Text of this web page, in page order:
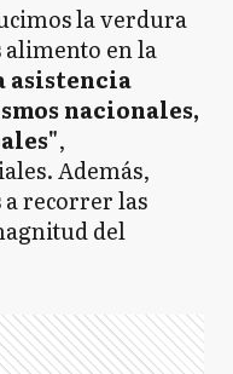
la verdura
en la
asistencia
nacionales,
,
Además,
recorrer las
del